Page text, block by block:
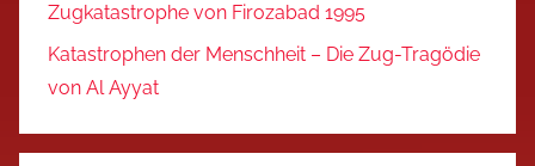
Zugkatastrophe von Firozabad 1995
Katastrophen der Menschheit – Die Zug-Tragödie
von Al Ayyat